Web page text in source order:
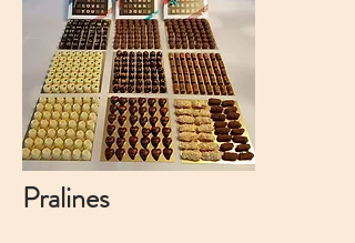
Pralines